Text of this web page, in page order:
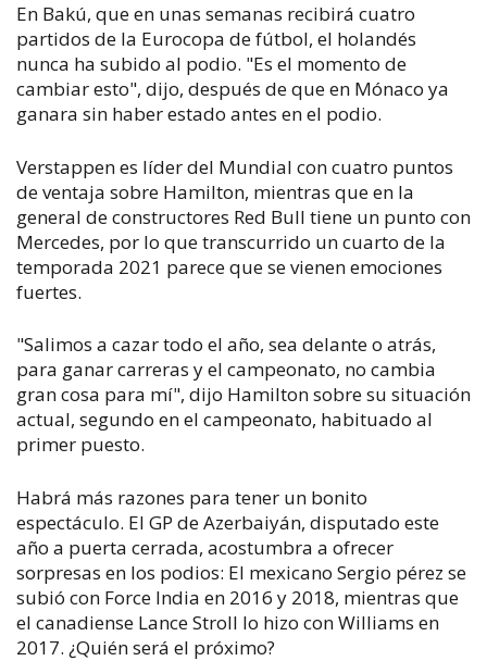
En Bakú, que en unas semanas recibirá cuatro
partidos de la Eurocopa de fútbol, el holandés
nunca ha subido al podio. "Es el momento de
cambiar esto", dijo, después de que en Mónaco ya
ganara sin haber estado antes en el podio.
Verstappen es líder del Mundial con cuatro puntos
de ventaja sobre Hamilton, mientras que en la
general de constructores Red Bull tiene un punto con
Mercedes, por lo que transcurrido un cuarto de la
temporada 2021 parece que se vienen emociones
fuertes.
"Salimos a cazar todo el año, sea delante o atrás,
para ganar carreras y el campeonato, no cambia
gran cosa para mí", dijo Hamilton sobre su situación
actual, segundo en el campeonato, habituado al
primer puesto.
Habrá más razones para tener un bonito
espectáculo. El GP de Azerbaiyán, disputado este
año a puerta cerrada, acostumbra a ofrecer
sorpresas en los podios: El mexicano Sergio pérez se
subió con Force India en 2016 y 2018, mientras que
el canadiense Lance Stroll lo hizo con Williams en
2017. ¿Quién será el próximo?